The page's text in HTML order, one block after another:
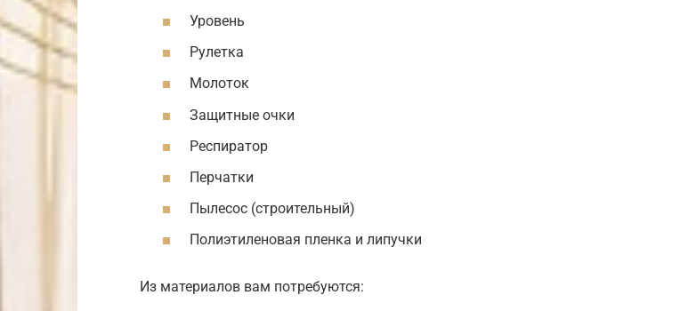
Уровень
Рулетка
Молоток
Защитные очки
Респиратор
Перчатки
Пылесос (строительный)
Полиэтиленовая пленка и липучки
Из материалов вам потребуются: